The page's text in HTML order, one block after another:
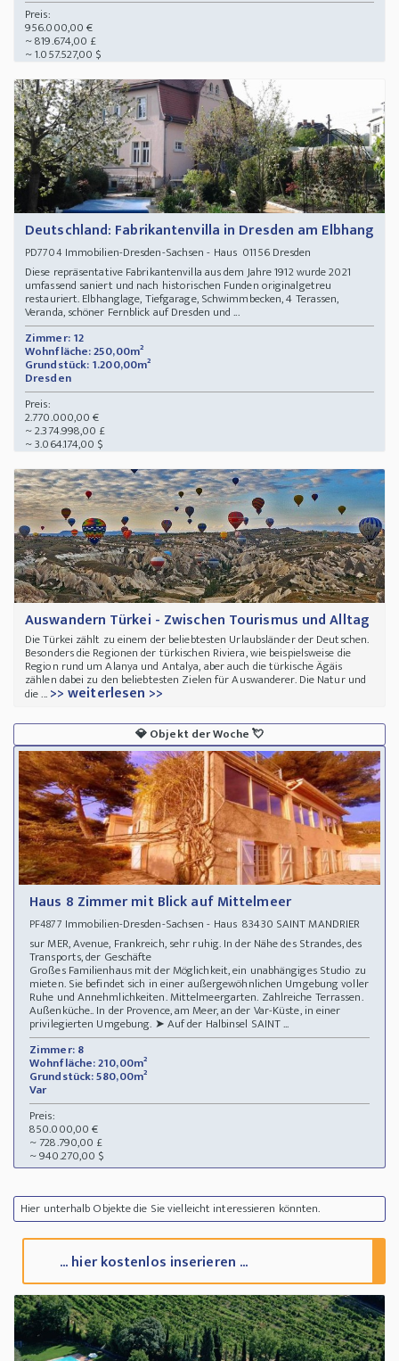
Preis:
956.000,00 €
~ 819.674,00 £
~ 1.057.527,00 $
Deutschland: Fabrikantenvilla in Dresden am Elbhang
PD7704Immobilien-Dresden-Sachsen - Haus 01156 Dresden
Diese repräsentative Fabrikantenvilla aus dem Jahre 1912 wurde 2021
umfassend saniert und nach historischen Funden originalgetreu
restauriert. Elbhanglage, Tiefgarage, Schwimmbecken, 4 Terassen,
Veranda, schöner Fernblick auf Dresden und ...
Zimmer: 12
Wohnfläche: 250,00m²
Grundstück: 1.200,00m²
Dresden
Preis:
2.770.000,00 €
~ 2.374.998,00 £
~ 3.064.174,00 $
Auswandern Türkei - Zwischen Tourismus und Alltag
Die Türkei zählt zu einem der beliebtesten Urlaubsländer der Deutschen.
Besonders die Regionen der türkischen Riviera, wie beispielsweise die
Region rund um Alanya und Antalya, aber auch die türkische Ägäis
zählen dabei zu den beliebtesten Zielen für Auswanderer. Die Natur und
die ...>> weiterlesen >>
💎Objekt der Woche💘
Haus 8 Zimmer mit Blick auf Mittelmeer
PF4877 Immobilien-Dresden-Sachsen - Haus 83430 SAINT MANDRIER
sur MER, Avenue, Frankreich, sehr ruhig. In der Nähe des Strandes, des
Transports, der Geschäfte
Großes Familienhaus mit der Möglichkeit, ein unabhängiges Studio zu
mieten. Sie befindet sich in einer außergewöhnlichen Umgebung voller
Ruhe und Annehmlichkeiten. Mittelmeergarten. Zahlreiche Terrassen.
Außenküche.. In der Provence, am Meer, an der Var-Küste, in einer
privilegierten Umgebung. ➤ Auf der Halbinsel SAINT ...
Zimmer: 8
Wohnfläche: 210,00m²
Grundstück: 580,00m²
Var
Preis:
850.000,00 €
~ 728.790,00 £
~ 940.270,00 $
Hier unterhalb Objekte die Sie vielleicht interessieren könnten.
... hier kostenlos inserieren ...